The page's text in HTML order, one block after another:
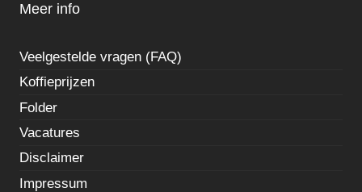
Meer info
Veelgestelde vragen (FAQ)
Koffieprijzen
Folder
Vacatures
Disclaimer
Impressum